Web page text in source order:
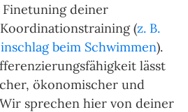
Finetuning deiner
(z. B.
beim Schwimmen).
lässt
ökonomischer und
sprechen hier von deiner